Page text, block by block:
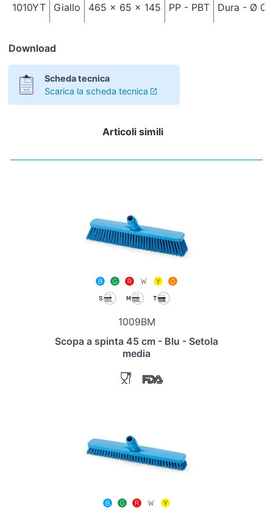
1010YT Giallo 465 x 65 x 145 PP - PBT Dura - Ø
Download
Scheda tecnica
Scarica la scheda tecnica
Articoli simili
1009BM
Scopa a spinta 45 cm - Blu - Setola
media